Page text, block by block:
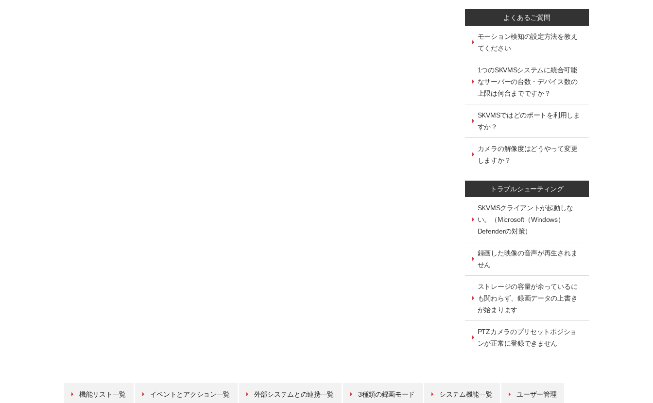
よくあるご質問
モーション検知の設定方法を教え
てください
1つのSKVMSシステムに統合可能
なサーバーの台数・デバイス数の
上限は何台までですか？
SKVMSではどのポートを利用しま
すか？
カメラの解像度はどうやって変更
しますか？
トラブルシューティング
SKVMSクライアントが起動しな
い。（Microsoft（Windows）
Defenderの対策）
録画した映像の音声が再生されま
せん
ストレージの容量が余っているに
も関わらず、録画データの上書き
が始まります
PTZカメラのプリセットポジショ
ンが正常に登録できません
機能リスト一覧 イベントとアクション一覧 外部システムとの連携一覧 3種類の録画モード システム機能一覧 ユーザー管理